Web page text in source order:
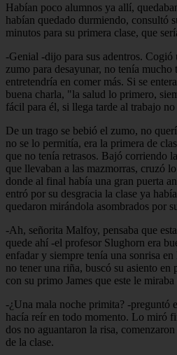
Habían poco alumnos ya allí,
habían quedado durmiendo, consultó
minutos para su primera clase, que
-Genial -dijo para sus adentros. Cogió
zumo para desayunar, no tenía
entretendría en comer más. Si se
buena charla, "la salud lo primero,
fácil para él, si llega tarde al trabajo no
De un trago se bebió el zumo, no
no se lo permitía, era la primera de
que no tenía retrasos. Bajó corriendo
que llevaban a las mazmorras, cruzó
donde al final había una gran puerta
entró por su desgracia la clase ya
quedaron mirándola asombrados por
-Ah, señorita Malfoy, pensaba que
quede ahí -el profesor Slughorn era
enfadar y siempre tenía una sonrisa
no tener una riña, buscó su asiento en
con su primo James que este le
-¿Una mala noche primita? -preguntó
hacía reír en todo momento. Lo miró
dos no aguantaron la risa,
de la clase.